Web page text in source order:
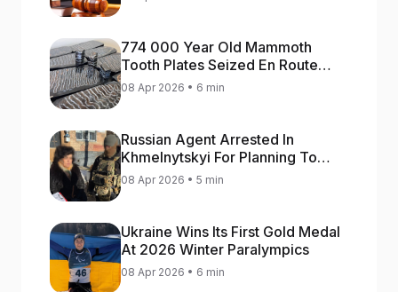
774 000 Year Old Mammoth
Tooth Plates Seized En Route
From Ukraine To Bulgaria
08 Apr 2026 • 6 min
Russian Agent Arrested In
Khmelnytskyi For Planning To
Blow Up Military Cars
08 Apr 2026 • 5 min
Ukraine Wins Its First Gold Medal
At 2026 Winter Paralympics
08 Apr 2026 • 6 min